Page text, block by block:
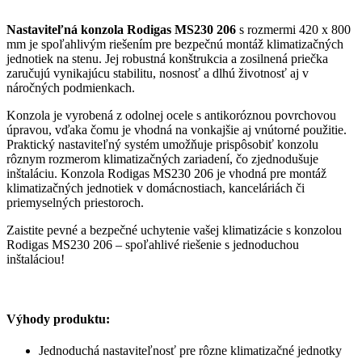
Nastaviteľná konzola Rodigas MS230 206 s rozmermi 420 x 800
mm je spoľahlivým riešením pre bezpečnú montáž klimatizačných
jednotiek na stenu. Jej robustná konštrukcia a zosilnená priečka
zaručujú vynikajúcu stabilitu, nosnosť a dlhú životnosť aj v
náročných podmienkach.
Konzola je vyrobená z odolnej ocele s antikoróznou povrchovou
úpravou, vďaka čomu je vhodná na vonkajšie aj vnútorné použitie.
Praktický nastaviteľný systém umožňuje prispôsobiť konzolu
rôznym rozmerom klimatizačných zariadení, čo zjednodušuje
inštaláciu. Konzola Rodigas MS230 206 je vhodná pre montáž
klimatizačných jednotiek v domácnostiach, kanceláriách či
priemyselných priestoroch.
Zaistite pevné a bezpečné uchytenie vašej klimatizácie s konzolou
Rodigas MS230 206 – spoľahlivé riešenie s jednoduchou
inštaláciou!
Výhody produktu:
Jednoduchá nastaviteľnosť pre rôzne klimatizačné jednotky